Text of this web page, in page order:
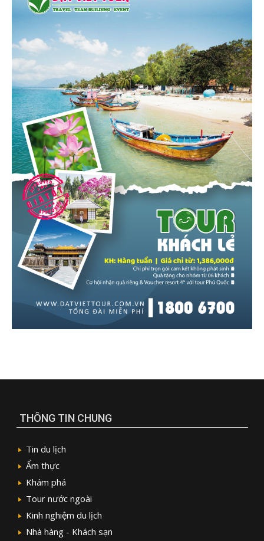
THÔNG TIN CHUNG
Tin du lịch
Ẩm thực
Khám phá
Tour nước ngoài
Kinh nghiệm du lịch
Nhà hàng - Khách sạn